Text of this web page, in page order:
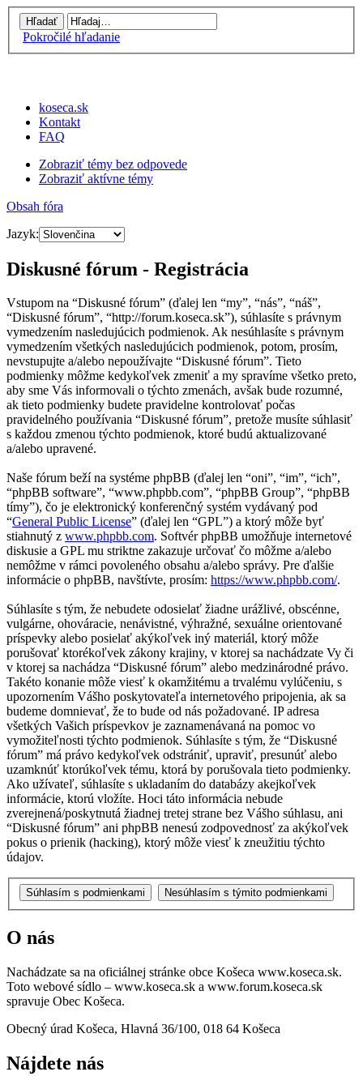
Pokročilé hľadanie
koseca.sk
Kontakt
FAQ
Zobraziť témy bez odpovede
Zobraziť aktívne témy
Obsah fóra
Jazyk:
Diskusné fórum - Registrácia
Vstupom na “Diskusné fórum” (ďalej len “my”, “nás”, “náš”,
“Diskusné fórum”, “http://forum.koseca.sk”), súhlasíte s právnym
vymedzením nasledujúcich podmienok. Ak nesúhlasíte s právnym
vymedzením všetkých nasledujúcich podmienok, potom, prosím,
nevstupujte a/alebo nepoužívajte “Diskusné fórum”. Tieto
podmienky môžme kedykoľvek zmeniť a my spravíme všetko preto,
aby sme Vás informovali o týchto zmenách, avšak bude rozumné,
ak tieto podmienky budete pravidelne kontrolovať počas
pravidelného používania “Diskusné fórum”, pretože musíte súhlasiť
s každou zmenou týchto podmienok, ktoré budú aktualizované
a/alebo upravené.
Naše fórum beží na systéme phpBB (ďalej len “oni”, “im”, “ich”,
“phpBB software”, “www.phpbb.com”, “phpBB Group”, “phpBB
tímy”), čo je elektronický konferenčný systém vydávaný pod
“General Public License” (ďalej len “GPL”) a ktorý môže byť
stiahnutý z www.phpbb.com. Softvér phpBB umožňuje internetové
diskusie a GPL mu striktne zakazuje určovať čo môžme a/alebo
nemôžme v rámci povoleného obsahu a/alebo správy. Pre ďalšie
informácie o phpBB, navštívte, prosím: https://www.phpbb.com/.
Súhlasíte s tým, že nebudete odosielať žiadne urážlivé, obscénne,
vulgárne, ohováracie, nenávistné, výhražné, sexuálne orientované
príspevky alebo posielať akýkoľvek iný materiál, ktorý môže
porušovať ktorékoľvek zákony krajiny, v ktorej sa nachádzate Vy či
v ktorej sa nachádza “Diskusné fórum” alebo medzinárodné právo.
Takéto konanie môže viesť k okamžitému a trvalému vylúčeniu, s
upozornením Vášho poskytovateľa internetového pripojenia, ak sa
budeme domnievať, že to bude od nás požadované. IP adresa
všetkých Vašich príspevkov je zaznamenávaná na pomoc vo
vymožiteľnosti týchto podmienok. Súhlasíte s tým, že “Diskusné
fórum” má právo kedykoľvek odstrániť, upraviť, presunúť alebo
uzamknúť ktorúkoľvek tému, ktorá by porušovala tieto podmienky.
Ako užívateľ, súhlasíte s ukladaním do databázy akejkoľvek
informácie, ktorú vložíte. Hoci táto informácia nebude
zverejnená/poskytnutá žiadnej tretej strane bez Vášho súhlasu, ani
“Diskusné fórum” ani phpBB nenesú zodpovednosť za akýkoľvek
pokus o prienik (hacking), ktorý môže viesť k zneužitiu týchto
údajov.
O nás
Nachádzate sa na oficiálnej stránke obce Košeca www.koseca.sk.
Toto webové sídlo – www.koseca.sk a www.forum.koseca.sk
spravuje Obec Košeca.
Obecný úrad Košeca, Hlavná 36/100, 018 64 Košeca
Nájdete nás